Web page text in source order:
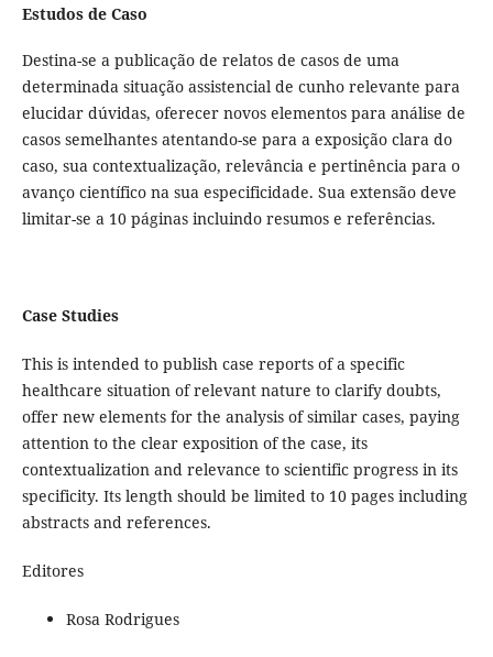
Estudos de Caso
Destina-se a publicação de relatos de casos de uma
determinada situação assistencial de cunho relevante para
elucidar dúvidas, oferecer novos elementos para análise de
casos semelhantes atentando-se para a exposição clara do
caso, sua contextualização, relevância e pertinência para o
avanço científico na sua especificidade. Sua extensão deve
limitar-se a 10 páginas incluindo resumos e referências.
Case Studies
This is intended to publish case reports of a specific
healthcare situation of relevant nature to clarify doubts,
offer new elements for the analysis of similar cases, paying
attention to the clear exposition of the case, its
contextualization and relevance to scientific progress in its
specificity. Its length should be limited to 10 pages including
abstracts and references.
Editores
Rosa Rodrigues